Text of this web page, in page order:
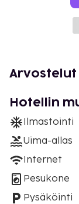
Arvostelut
Hotellin
Ilmastointi
Uima-allas
Internet
Pesukone
Pysäköinti